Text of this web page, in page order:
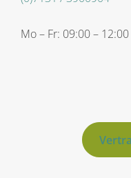
Mo – Fr: 09:00 –